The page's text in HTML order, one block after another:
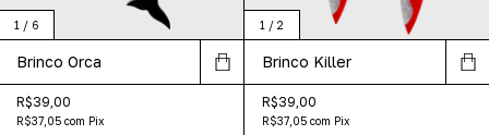
1 / 6
Brinco Orca
R$39,00
R$37,05 com Pix
1 / 2
Brinco Killer
R$39,00
R$37,05 com Pix